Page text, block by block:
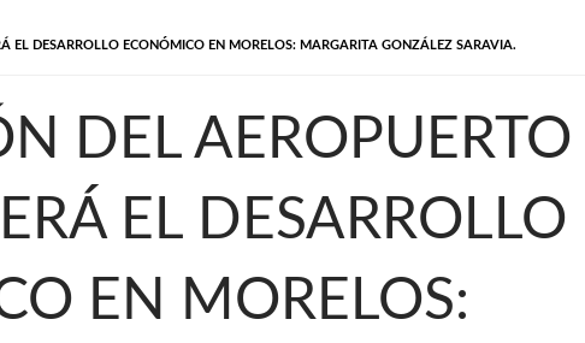
EL DESARROLLO ECONÓMICO EN MORELOS: MARGARITA GONZÁLEZ SARAVIA.
DEL AEROPUERTO
EL DESARROLLO
EN MORELOS: